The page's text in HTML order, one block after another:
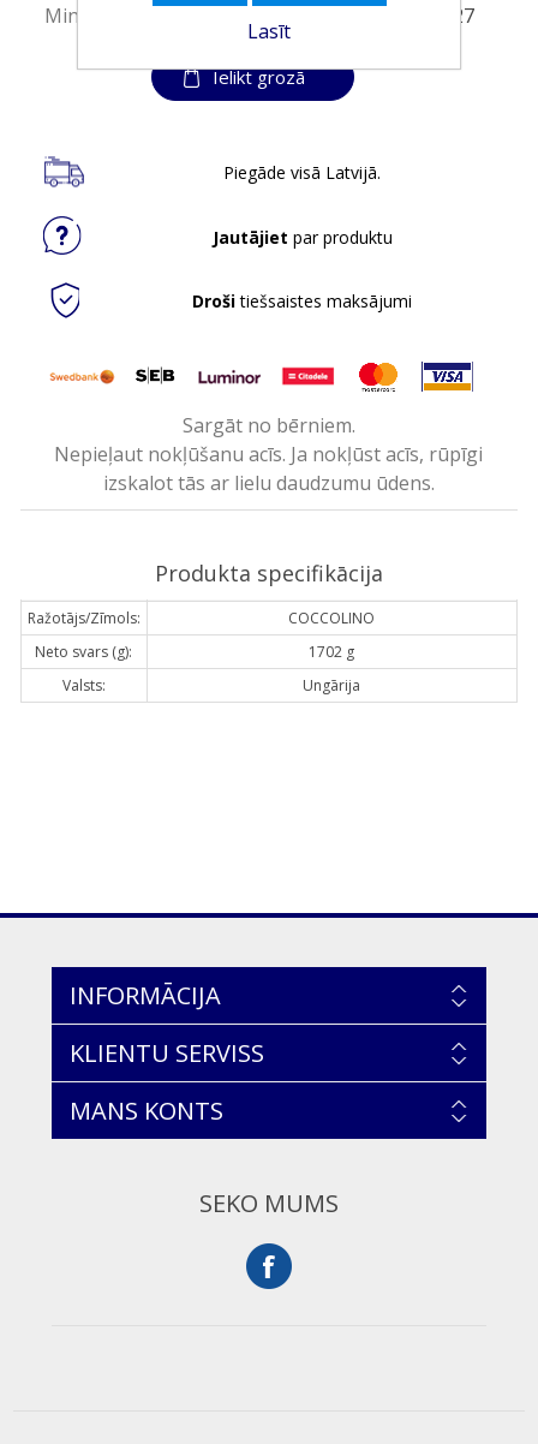
Minimālais preces derīguma termiņš:31.10.2027
Ielikt grozā
Piegāde visā Latvijā.
Jautājiet par produktu
Drošitiešsaistes maksājumi
Sargāt no bērniem.
Nepieļaut nokļūšanu acīs. Ja nokļūst acīs, rūpīgi
izskalot tās ar lielu daudzumu ūdens.
Produkta specifikācija
Ražotājs/Zīmols:
COCCOLINO
Neto svars (g):
1702 g
Valsts:
Ungārija
INFORMĀCIJA
KLIENTU SERVISS
MANS KONTS
SEKO MUMS
Lasīt